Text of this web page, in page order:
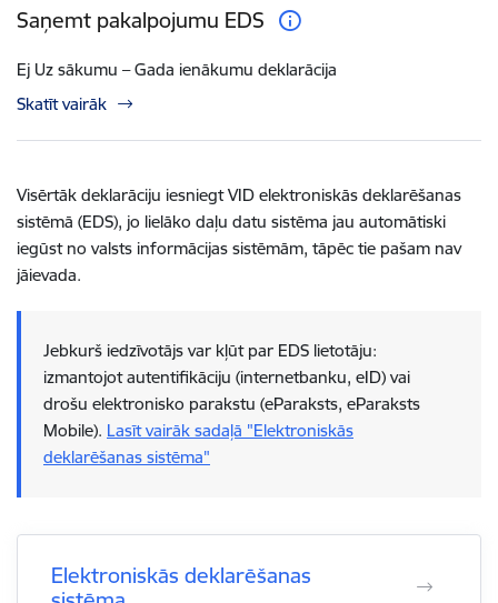
Saņemt pakalpojumu EDS
Ej Uz sākumu – Gada ienākumu deklarācija
Skatīt vairāk
Visērtāk deklarāciju iesniegt VID elektroniskās deklarēšanas
sistēmā (EDS), jo lielāko daļu datu sistēma jau automātiski
iegūst no valsts informācijas sistēmām, tāpēc tie pašam nav
jāievada.
Jebkurš iedzīvotājs var kļūt par EDS lietotāju:
izmantojot autentifikāciju (internetbanku, eID) vai
drošu elektronisko parakstu (eParaksts, eParaksts
Mobile). Lasīt vairāk sadaļā "Elektroniskās
deklarēšanas sistēma"
Elektroniskās deklarēšanas